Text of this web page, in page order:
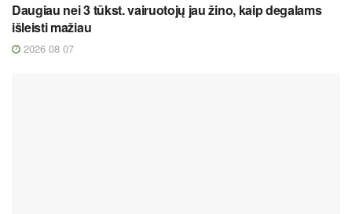
Daugiau nei 3 tūkst. vairuotojų jau žino, kaip degalams
išleisti mažiau
2026 08 07